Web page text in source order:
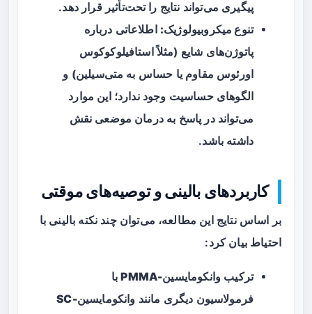
پیگیری می‌تواند نتایج را تحت‌تأثیر قرار دهد.
تنوع میکروبیولوژیک: اطلاعاتی درباره
پاتوژن‌های شایع (مثلاً استافیلوکوکوس
اورئوس مقاوم یا حساس به متی‌سیلین) و
الگوهای حساسیت وجود ندارد؛ این موارد
می‌تواند در پاسخ به درمان موضعی نقش
داشته باشد.
کاربردهای بالینی و توصیه‌های موقتی
بر اساس نتایج این مطالعه، می‌توان چند نکته بالینی با
احتیاط بیان کرد:
ترکیب وانکومایسین-PMMA
با
فرمولاسیون دیگری مانند وانکومایسین-SC